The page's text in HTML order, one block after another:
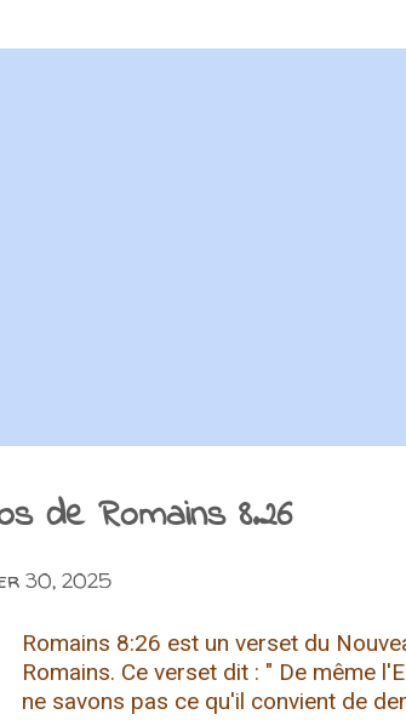
de Romains 8.26
30, 2025
Romains 8:26 est un verset du
Romains. Ce verset dit : " De même
ne savons pas ce qu'il convient de